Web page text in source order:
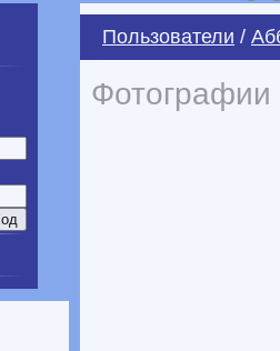
Пользователи /
Фотографии